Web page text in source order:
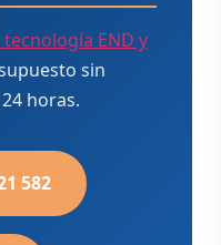
END y
sin
horas.
582